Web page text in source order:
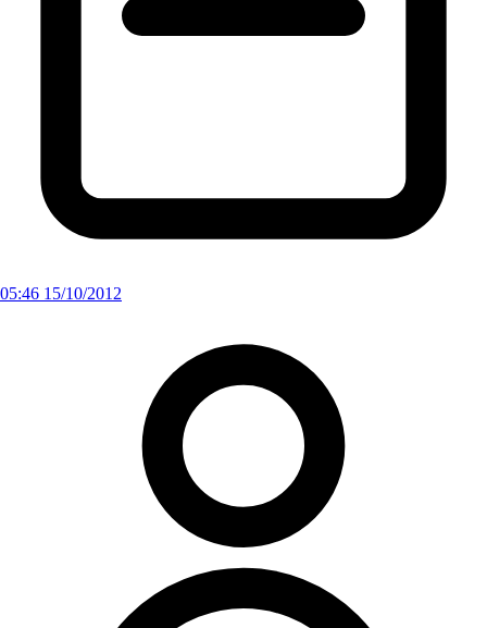
05:46 15/10/2012